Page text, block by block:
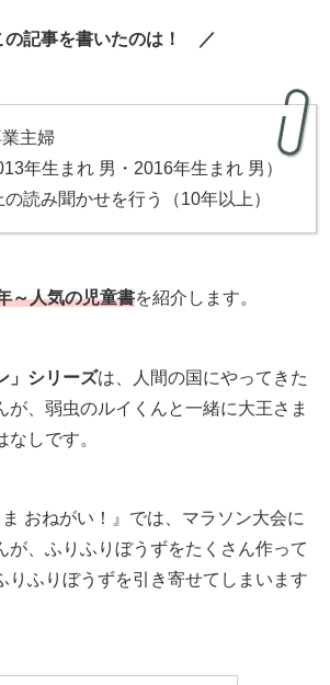
記事を書いたのは！ ／
業主婦
年生まれ 男・2016年生まれ 男）
の読み聞かせを行う（10年以上）
～人気の児童書を紹介します。
」シリーズは、人間の国にやってきた
が、弱虫のルイくんと一緒に大王さま
しです。
おねがい！』では、マラソン大会に
が、ふりふりぼうずをたくさん作って
りふりぼうずを引き寄せてしまいます